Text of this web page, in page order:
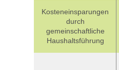
Kosteneinsparungen
durch
gemeinschaftliche
Haushaltsführung